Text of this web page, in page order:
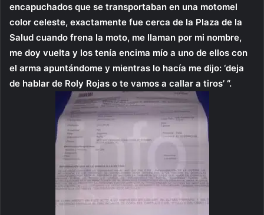
encapuchados que se transportaban en una motomel
color celeste, exactamente fue cerca de la Plaza de la
Salud cuando frena la moto, me llaman por mi nombre,
me doy vuelta y los tenía encima mío a uno de ellos con
el arma apuntándome y mientras lo hacía me dijo: ‘deja
de hablar de Roly Rojas o te vamos a callar a tiros’ “.